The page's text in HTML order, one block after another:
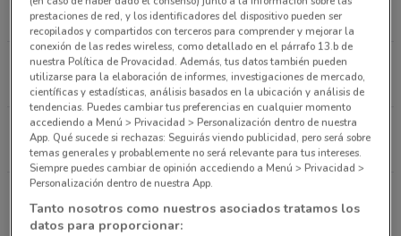
5.6 km
Lorenzo Boturini N° 479 Venustiano Carranza
5.9 km
Calz. Tlalpan N°1882 Tlalpan (cdmx)
6.2 km
Madero 73 Cuauhtémoc (cdmx)
6.3 km
prestaciones de red, y los identificadores del dispositivo pueden ser
recopilados y compartidos con terceros para comprender y mejorar la
conexión de las redes wireless, como detallado en el párrafo 13.b de
nuestra Política de Provacidad. Además, tus datos también pueden
utilizarse para la elaboración de informes, investigaciones de mercado,
científicas y estadísticas, análisis basados en la ubicación y análisis de
tendencias. Puedes cambiar tus preferencias en cualquier momento
accediendo a Menú > Privacidad > Personalización dentro de nuestra
App. Qué sucede si rechazas: Seguirás viendo publicidad, pero será sobre
temas generales y probablemente no será relevante para tus intereses.
Siempre puedes cambiar de opinión accediendo a Menú > Privacidad >
Personalización dentro de nuestra App.
Tanto nosotros como nuestros asociados tratamos los
datos para proporcionar: